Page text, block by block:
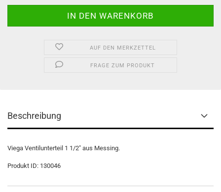
AUF DEN MERKZETTEL
FRAGE ZUM PRODUKT
Beschreibung
Viega Ventilunterteil 1 1/2" aus Messing.
Produkt ID: 130046